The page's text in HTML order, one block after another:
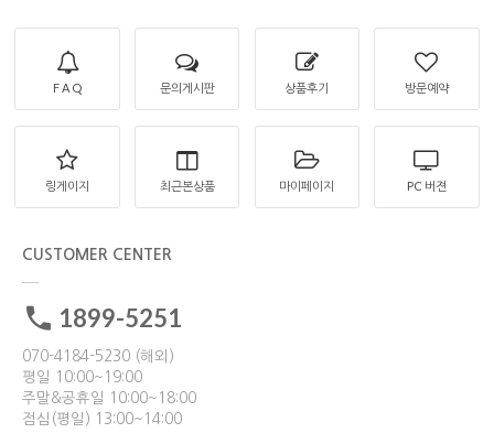
F A Q 문의게시판 상품후기 방문예약
링게이지 최근본상품 마이페이지 PC 버젼
CUSTOMER CENTER
1899-5251
070-4184-5230 (해외)
평일 10:00~19:00
주말&공휴일 10:00~18:00
점심(평일) 13:00~14:00